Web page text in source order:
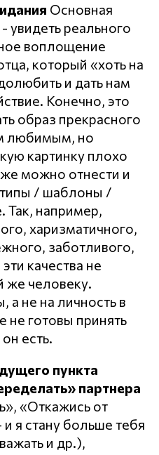
Основная
увидеть реального
воплощение
который «хоть на
и дать нам
Конечно, это
образ прекрасного
любимым, но
картинку плохо
можно отнести и
/ шаблоны /
Так, например,
харизматичного,
заботливого,
качества не
же человеку.
а не на личность в
не готовы принять
есть.
пункта
партнера
«Откажись от
я стану больше тебя
и др.),